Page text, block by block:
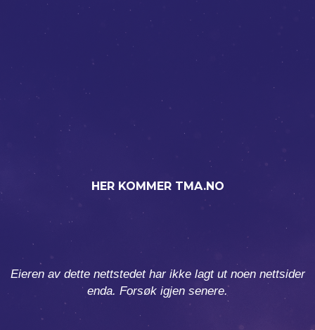
HER KOMMER TMA.NO
Eieren av dette nettstedet har ikke lagt ut noen nettsider
enda. Forsøk igjen senere.